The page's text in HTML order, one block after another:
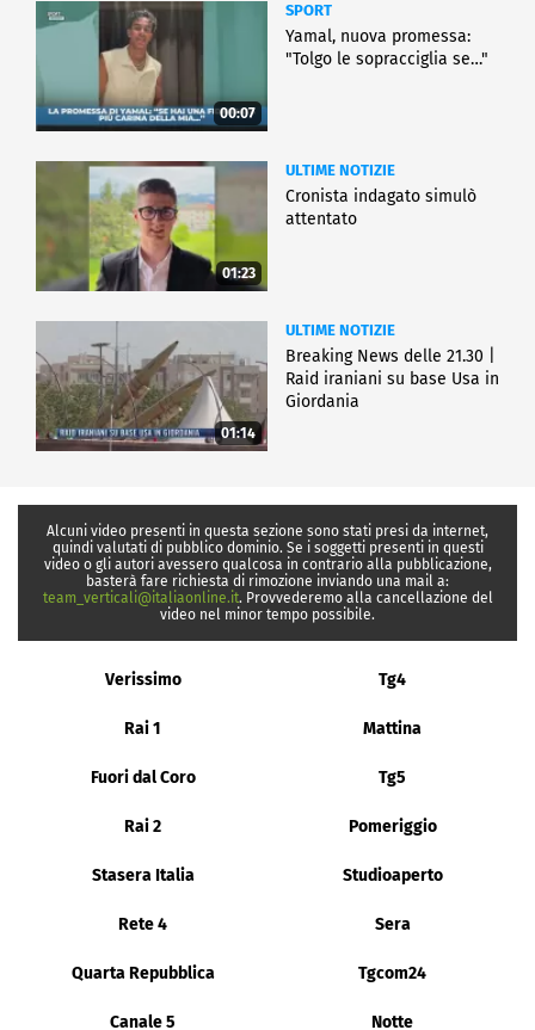
00:07
SPORT
Yamal, nuova promessa:
"Tolgo le sopracciglia se…"
01:23
ULTIME NOTIZIE
Cronista indagato simulò
attentato
01:14
ULTIME NOTIZIE
Breaking News delle 21.30 |
Raid iraniani su base Usa in
Giordania
Alcuni video presenti in questa sezione sono stati presi da internet,
quindi valutati di pubblico dominio. Se i soggetti presenti in questi
video o gli autori avessero qualcosa in contrario alla pubblicazione,
basterà fare richiesta di rimozione inviando una mail a:
team_verticali@italiaonline.it. Provvederemo alla cancellazione del
video nel minor tempo possibile.
Verissimo Tg4
Rai 1 Mattina
Fuori dal Coro Tg5
Rai 2 Pomeriggio
Stasera Italia Studioaperto
Rete 4 Sera
Quarta Repubblica Tgcom24
Canale 5 Notte